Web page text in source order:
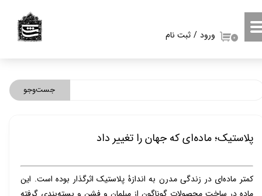
ورود / ثبت نام
حساب کاربری من
۰
پلاستیک؛ ماده‌ای که جهان را تغییر داد
کمتر ماده‌ای در زندگی مدرن به اندازۀ پلاستیک اثرگذار بوده است. این
جست‌وجو